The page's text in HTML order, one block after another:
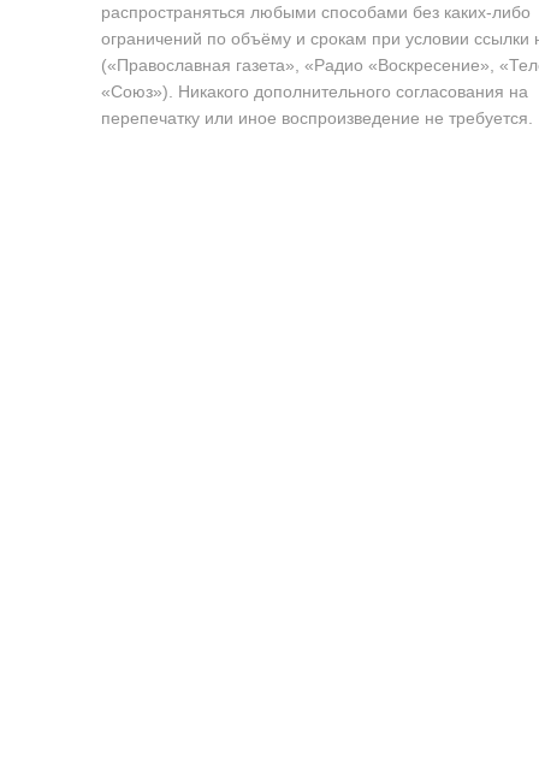
распространяться любыми способами без каких-либо
ограничений по объёму и срокам при условии ссылки
(«Православная газета», «Радио «Воскресение»,
«Союз»). Никакого дополнительного согласования на
перепечатку или иное воспроизведение не требуется.